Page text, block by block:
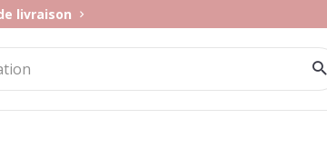
livraison